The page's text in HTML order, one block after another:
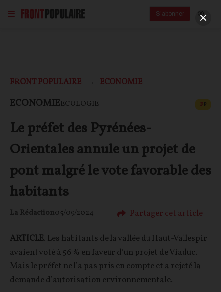
S'abonner
FRONT POPULAIRE ECONOMIE
ECONOMIEECOLOGIE FP
Le préfet des Pyrénées-
Orientales annule un projet de
pont malgré le vote favorable des
habitants
La Rédaction05/09/2024 Partager cet article
ARTICLE. Les habitants de la vallée du Haut-Vallespir
avaient voté à 56 % en faveur d’un projet de Viaduc.
Mais le préfet ne l’a pas pris en compte et a rejeté la
demande d’autorisation environnementale.